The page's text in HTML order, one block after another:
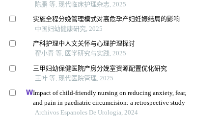
陈鹏 等, 现代临床护理杂志, 2025
实施全程分娩管理模式对高危孕产妇妊娠结局的影响
中国妇幼健康研究, 2025
产科护理中人文关怀与心理护理探讨
翟小青 等, 医学研究与实践, 2025
三甲妇幼保健医院产房分娩室资源配置优化研究
王叶 等, 现代医院管理, 2025
Impact of child-friendly nursing on reducing anxiety, fear,
and pain in paediatric circumcision: a retrospective study
Archivos Espanoles De Urologia, 2024